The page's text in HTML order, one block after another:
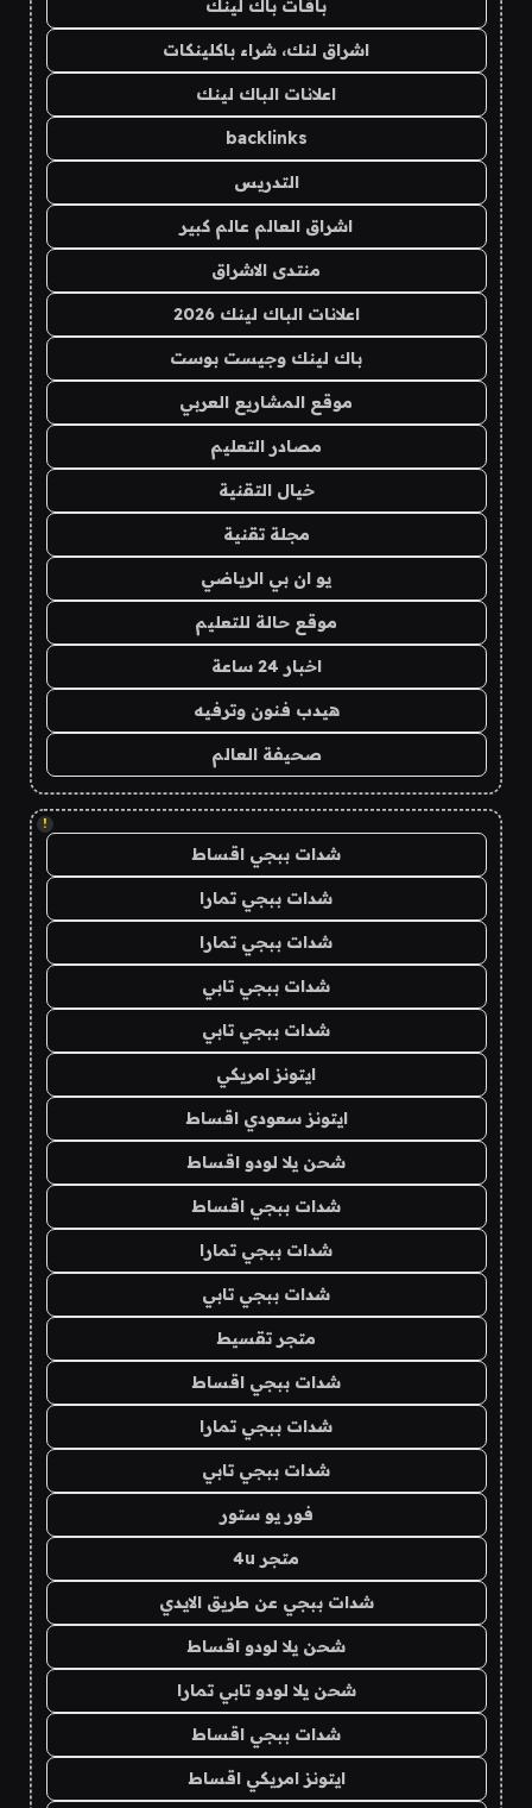
باقات باك لينك
اشراق لنك، شراء باكلينكات
اعلانات الباك لينك
backlinks
التدريس
اشراق العالم عالم كبير
منتدى الاشراق
اعلانات الباك لينك 2026
باك لينك وجيست بوست
موقع المشاريع العربي
مصادر التعليم
خيال التقنية
مجلة تقنية
يو ان بي الرياضي
موقع حالة للتعليم
اخبار 24 ساعة
هيدب فنون وترفيه
صحيفة العالم
!
شدات ببجي اقساط
شدات ببجي تمارا
شدات ببجي تمارا
شدات ببجي تابي
شدات ببجي تابي
ايتونز امريكي
ايتونز سعودي اقساط
شحن يلا لودو اقساط
شدات ببجي اقساط
شدات ببجي تمارا
شدات ببجي تابي
متجر تقسيط
شدات ببجي اقساط
شدات ببجي تمارا
شدات ببجي تابي
فور يو ستور
متجر 4u
شدات ببجي عن طريق الايدي
شحن يلا لودو اقساط
شحن يلا لودو تابي تمارا
شدات ببجي اقساط
ايتونز امريكي اقساط